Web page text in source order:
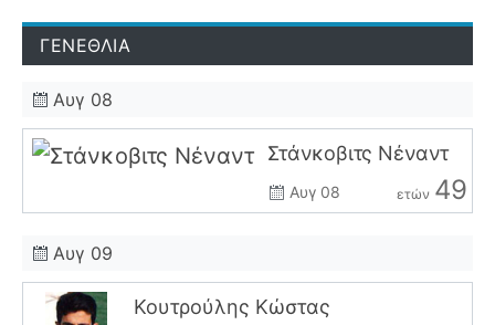
ΓΕΝΕΘΛΙΑ
Αυγ 08
Στάνκοβιτς Νέναντ
Αυγ 08 ετών 49
Αυγ 09
Κουτρούλης Κώστας